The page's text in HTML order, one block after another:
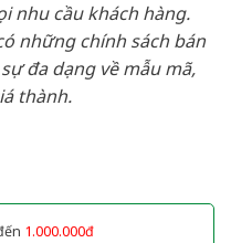
nhu cầu khách hàng.
những chính sách bán
đa dạng về mẫu mã,
thành.
1.000.000đ